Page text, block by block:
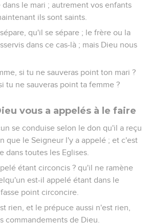
le mari ; autrement vos enfants
ils sont saints.
qu'il se sépare ; le frère ou la
dans ce cas-là ; mais Dieu nous
si tu ne sauveras point ton mari ?
tu ne sauveras point ta femme ?
vous a appelés à le faire
se conduise selon le don qu'il a reçu
que le Seigneur l'y a appelé ; et c'est
dans toutes les Eglises.
étant circoncis ? qu'il ne ramène
est-il appelé étant dans le
point circoncire.
rien, et le prépuce aussi n'est rien,
commandements de Dieu.